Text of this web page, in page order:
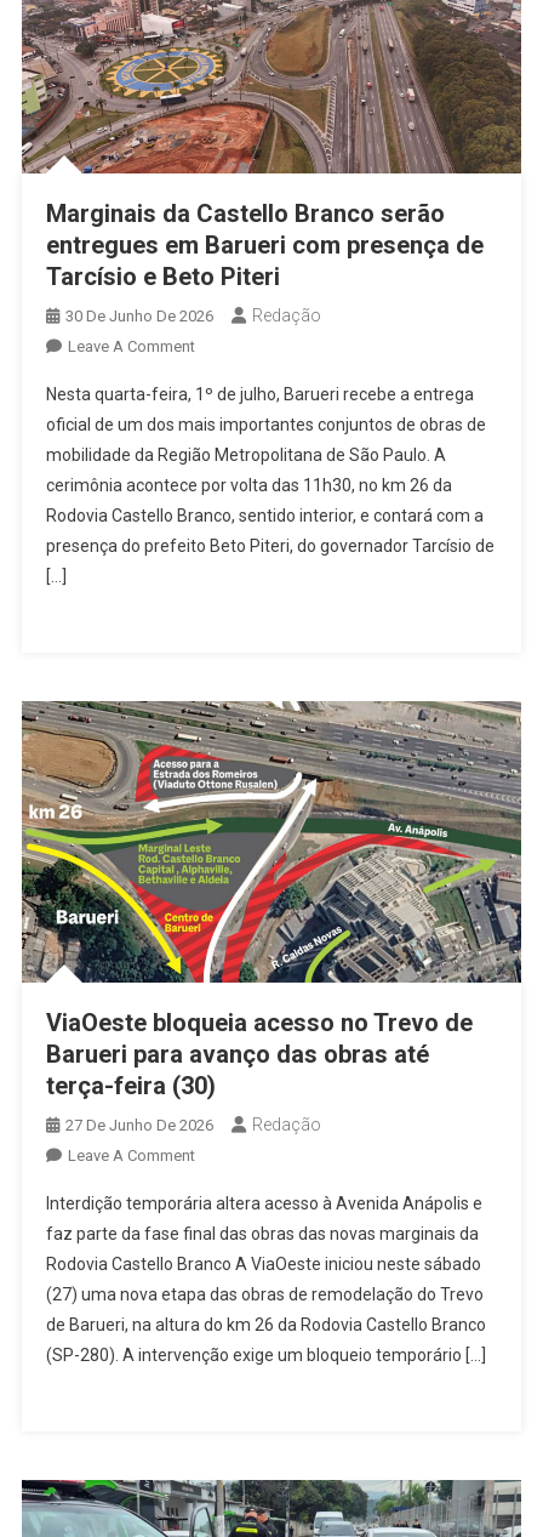
Marginais da Castello Branco serão
entregues em Barueri com presença de
Tarcísio e Beto Piteri
30 De Junho De 2026 Redação
Leave A CommentOn
Da
Castello
Branco
Serão
Entregues
Em
E
Beto
Piteri
Nesta quarta-feira, 1º de julho, Barueri recebe a entrega
oficial de um dos mais importantes conjuntos de obras de
mobilidade da Região Metropolitana de São Paulo. A
cerimônia acontece por volta das 11h30, no km 26 da
Rodovia Castello Branco, sentido interior, e contará com a
presença do prefeito Beto Piteri, do governador Tarcísio de
[…]
ViaOeste bloqueia acesso no Trevo de
Barueri para avanço das obras até
terça-feira (30)
27 De Junho De 2026 Redação
Leave A CommentOn
Bloqueia
Acesso
No
Trevo
De
Barueri
Até
Terça-
Interdição temporária altera acesso à Avenida Anápolis e
faz parte da fase final das obras das novas marginais da
Rodovia Castello Branco A ViaOeste iniciou neste sábado
(27) uma nova etapa das obras de remodelação do Trevo
de Barueri, na altura do km 26 da Rodovia Castello Branco
(SP-280). A intervenção exige um bloqueio temporário […]